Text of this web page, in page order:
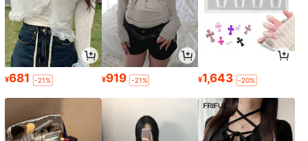
¥681 -21% ¥919 -21% ¥1,643 -20%